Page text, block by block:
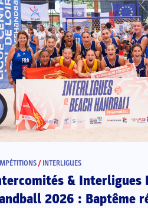
/ INTERLIGUES
& Interligues
2026 : Baptême